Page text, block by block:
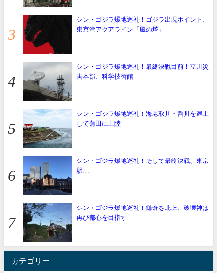
シン・ゴジラ爆地巡礼！ゴジラ出現ポイント、
東京湾アクアライン「風の塔」
シン・ゴジラ爆地巡礼！最終決戦目前！立川災
害本部、科学技術館
シン・ゴジラ爆地巡礼！海老取川・呑川を遡上
して蒲田に上陸
シン・ゴジラ爆地巡礼！そして最終決戦、東京
駅…
シン・ゴジラ爆地巡礼！鎌倉を北上、破壊神は
再び都心を目指す
カテゴリー